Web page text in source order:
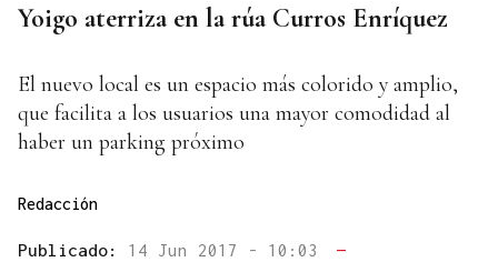
Yoigo aterriza en la rúa Curros Enríquez
El nuevo local es un espacio más colorido y amplio,
que facilita a los usuarios una mayor comodidad al
haber un parking próximo
Redacción
Publicado: 14 Jun 2017 - 10:03
—